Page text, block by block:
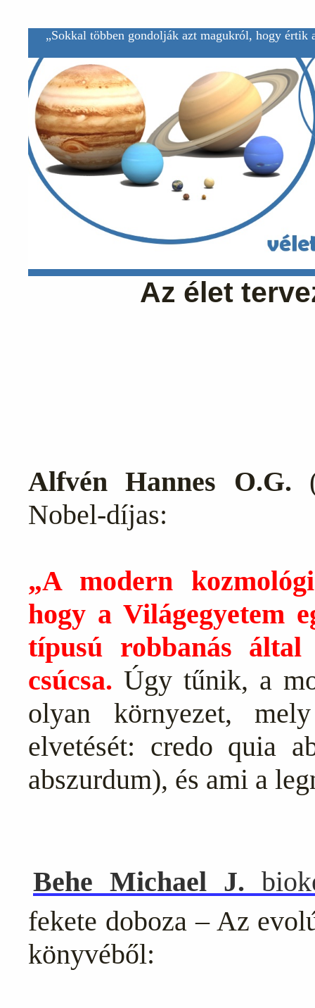
„Sokkal többen gondolják azt magukról, hogy
Az élet
Alfvén Hannes O.G.
Nobel-díjas:
„A modern
hogy a Világegyetem
típusú robbanás
csúcsa. Úgy tűnik, a
olyan környezet,
elvetését: credo quia
abszurdum), és ami a
Behe Michael J.
fekete doboza – Az
könyvéből: